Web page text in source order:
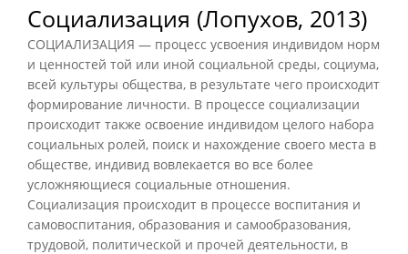
Социализация (Лопухов, 2013)
СОЦИАЛИЗАЦИЯ — процесс усвоения индивидом норм
и ценностей той или иной социальной среды, социума,
всей культуры общества, в результате чего происходит
формирование личности. В процессе социализации
происходит также освоение индивидом целого набора
социальных ролей, поиск и нахождение своего места в
обществе, индивид вовлекается во все более
усложняющиеся социальные отношения.
Социализация происходит в процессе воспитания и
самовоспитания, образования и самообразования,
трудовой, политической и прочей деятельности, в